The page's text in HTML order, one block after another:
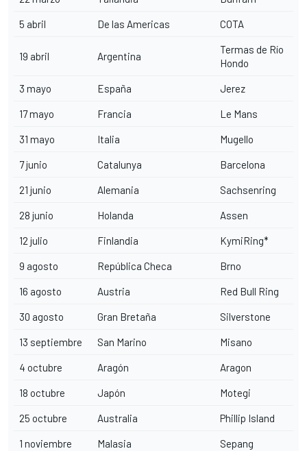
5 abril De las Americas COTA
19 abril Argentina
Termas de Río
Hondo
3 mayo España Jerez
17 mayo Francia Le Mans
31 mayo Italia Mugello
7 junio Catalunya Barcelona
21 junio Alemania Sachsenring
28 junio Holanda Assen
12 julio Finlandia KymiRing*
9 agosto República Checa Brno
16 agosto Austria Red Bull Ring
30 agosto Gran Bretaña Silverstone
13 septiembre San Marino Misano
4 octubre Aragón Aragon
18 octubre Japón Motegi
25 octubre Australia Phillip Island
1 noviembre Malasia Sepang